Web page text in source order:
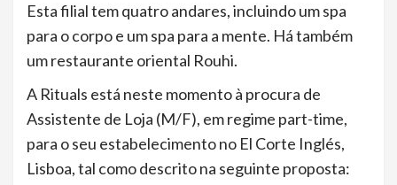
Esta filial tem quatro andares, incluindo um spa
para o corpo e um spa para a mente. Há também
um restaurante oriental Rouhi.
A Rituals está neste momento à procura de
Assistente de Loja (M/F), em regime part-time,
para o seu estabelecimento no El Corte Inglés,
Lisboa, tal como descrito na seguinte proposta: